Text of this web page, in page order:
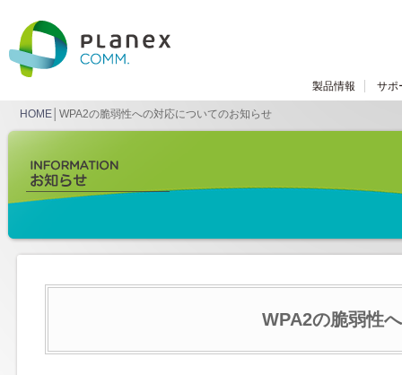
製品情報 サポ
HOME │WPA2の脆弱性への対応についてのお知らせ
WPA2の脆弱性